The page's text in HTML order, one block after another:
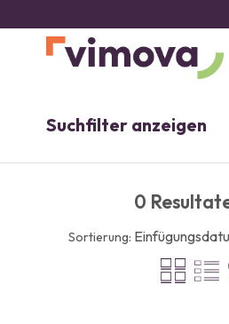
Suchfilter anzeigen
0
Sortierung: